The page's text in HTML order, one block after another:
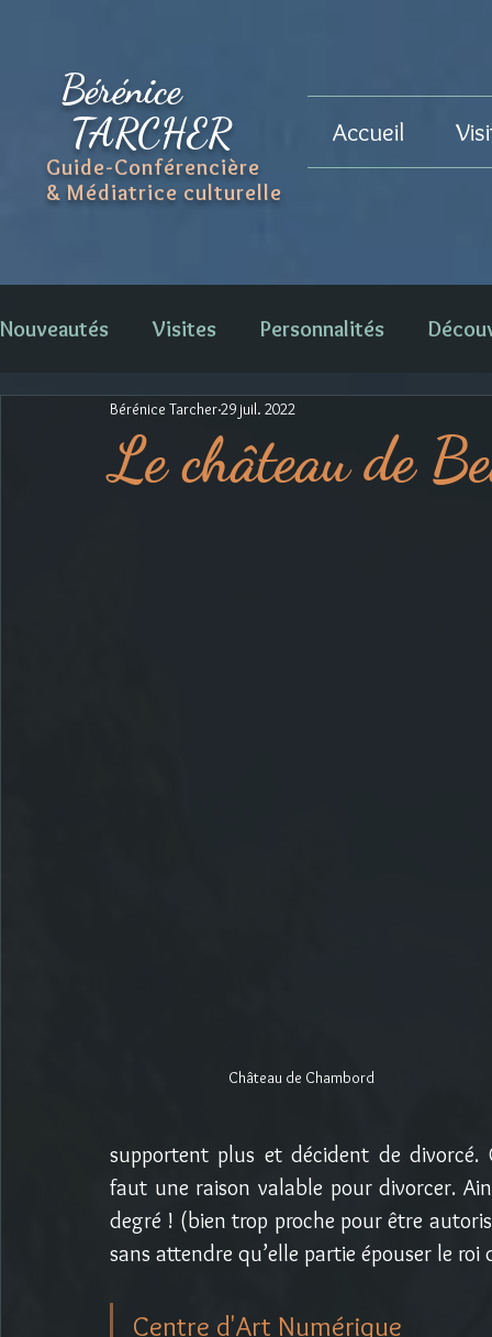
Bérénice
TARCHER
Guide-Conférencière
& Médiatrice culturelle
Accueil
Nouveautés Visites Personnalités
Le château de
Bérénice Tarcher29 juil. 2022
Château de Chambord
supportent plus et décident de divorcé.
faut une raison valable pour divorcer.
degré ! (bien trop proche pour être
sans attendre qu’elle partie épouser le
Centre d'Art Numérique